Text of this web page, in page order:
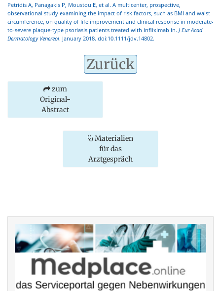
Petridis A, Panagakis P, Moustou E, et al. A multicenter, prospective,
observational study examining the impact of risk factors, such as BMI and waist
circumference, on quality of life improvement and clinical response in moderate-
to-severe plaque-type psoriasis patients treated with infliximab in. J Eur Acad
Dermatology Venereol. January 2018. doi:10.1111/jdv.14802.
Zurück
zum
Original-
Abstract
Materialien
für das
Arztgespräch